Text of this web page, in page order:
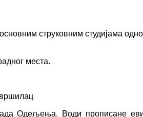
струковним студијама
места.
Одељења. Води прописане